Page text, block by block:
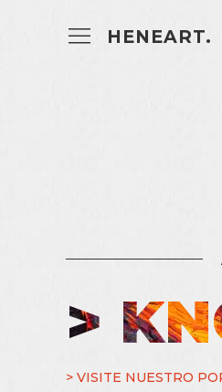
HENEART.
>
> VISITE NUESTRO